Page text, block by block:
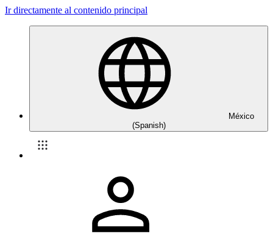
Ir directamente al contenido principal
México
(Spanish)